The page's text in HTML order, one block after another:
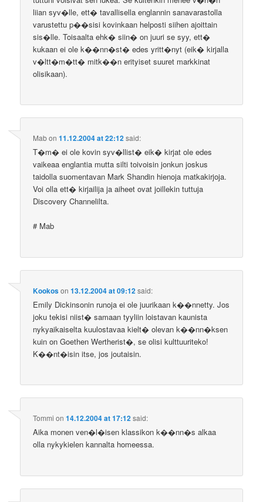
liian syv�lle, ett� tavallisella englannin sanavarastolla
varustettu p��sisi kovinkaan helposti siihen ajoittain
sis�lle. Toisaalta ehk� siin� on juuri se syy, ett�
kukaan ei ole k��nn�st� edes yritt�nyt (eik� kirjalla
v�ltt�m�tt� mitk��n erityiset suuret markkinat
olisikaan).
Mabon11.12.2004 at 22:12said:
T�m� ei ole kovin syv�llist� eik� kirjat ole edes
vaikeaa englantia mutta silti toivoisin jonkun joskus
taidolla suomentavan Mark Shandin hienoja matkakirjoja.
Voi olla ett� kirjailija ja aiheet ovat joillekin tuttuja
Discovery Channelilta.
# Mab
Kookoson13.12.2004 at 09:12said:
Emily Dickinsonin runoja ei ole juurikaan k��nnetty. Jos
joku tekisi niist� samaan tyyliin loistavan kaunista
nykyaikaiselta kuulostavaa kielt� olevan k��nn�ksen
kuin on Goethen Wertherist�, se olisi kulttuuriteko!
K��nt�isin itse, jos joutaisin.
Tommi on14.12.2004 at 17:12said:
Aika monen ven�l�isen klassikon k��nn�s alkaa
olla nykykielen kannalta homeessa.